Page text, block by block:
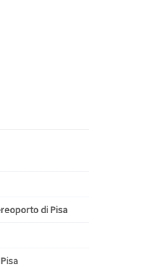
di Pisa